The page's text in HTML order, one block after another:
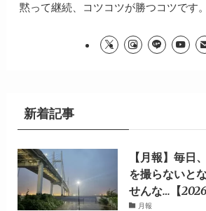
黙って継続、コツコツが勝つコツです。
新着記事
【月報】毎日
を撮らないと
せんな…【2026
月報